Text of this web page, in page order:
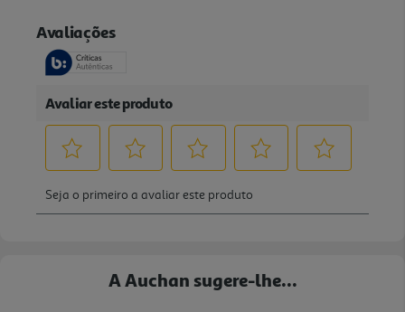
A Auchan sugere-lhe...